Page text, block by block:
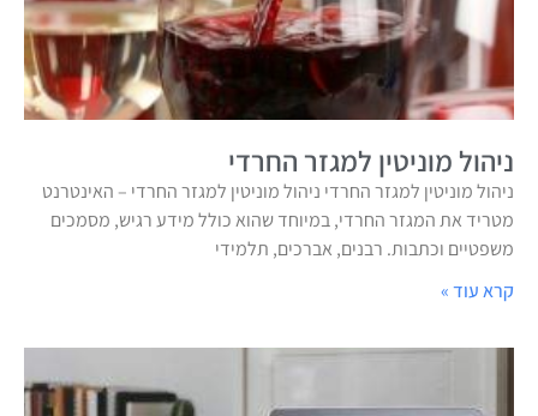
ניהול מוניטין למגזר החרדי
ניהול מוניטין למגזר החרדי ניהול מוניטין למגזר החרדי – האינטרנט
מטריד את המגזר החרדי, במיוחד שהוא כולל מידע רגיש, מסמכים
משפטיים וכתבות. רבנים, אברכים, תלמידי
קרא עוד »